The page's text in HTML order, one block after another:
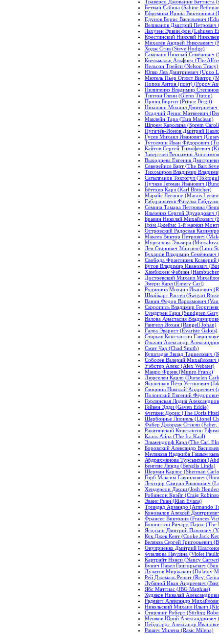
Траверсо Джованни Баттиста
Бетман Сабина (Sabine
Ефремова Ирина Викторовна
Едунов Борис Васильевич
Великанов Дмитрий
Лахузен Эрвин фон (Lahusen
Крестинский Николай
Михалёв Андрей Николаевич
Ходж Стив (Steve Hodge)
Самокиш Николай Семёнович
Квельмальц Альфред (The
Нельсон Трейси (Nelson Tracy)
Юпко Лев Дмитриевич (Upco
Мютель Пьер Огюст Виктор
Попов Антон (поэт) (Popov
Пилипенко Владимир
Типтон Гленн (Glenn Tipton)
Принц Биргит (Prince Birgit)
Никишин Михаил
Осадчий Денис Матвеевич
Маклейн Тара (Tara Maclean)
Шпрем Каролина (Sprem
Пугачёв-Ионов Дмитрий
Гусев Михаил Иванович
Тутолмин Иван Фёдорович
Кайтов Сергей Тимофеевич
Завертяев Вениамин
Выходцева Евгения
Северейнсе Барт (The Bart
Тихомиров Владимир
Сатылганов Токтогул
Пучков Герман Иванович
Бёттхер Карл (Karl Böttcher)
Марайс Лееанне (Marais
Габдрашитов Фазулла
Сёмина Тамара Петровна
Ильченко Сергей Эдуардович
Бравин Николай Михайлович
Грэм Джеймс 1-й маркиз
Островский Радослав
Макеев Виктор Петрович
Мурсалова Эльвира
Лев-Старович Збигнев (Lion-
Бухаров Владимир
Свобода Франтишек Ксаверий
Бутов Владимир Иванович
Хамбюхен Фабиан
Достоевский Михаил
Эмери Карл (Emery Carl)
Родионов Михаил Иванович
Швайкарт Рассел (Swigart
Ванин Фёдор Варламович
Скоропись Владимир
Сундгрен Гари (Sundgren
Валова Анастасия
Рангелл Йохан (Rangell Johan)
Галуа Эварист (Evariste Galois)
Старыш Константин
Ольхин Александр
Смит Чад (Chad Smith)
Купатадзе Звиад Тариелович
Соболев Валерий Михайлович
Уэбстер Алекс (Alex Webster)
Манро Фрэнк (Munro Frank)
Дюрселен Карло (Durselen
Якуненков Пётр Устинович
Смирнов Николай Андреевич
Полонский Евгений
Горлинская Лидия
Гейвен Эдди (Gaven Eddie)
Фитшен Дорис (The Doris
Шарбоннье Лионель (Lionel
Фабер Джордж Стэнли (Faber,
Ракитянский Константин
Кааль Айра (The Ira Kaal)
Эльмендорф Карл (The Carl
Боровский Александр
Меликова Наджиба Гашым
Абдрахманова Турсынхан
Бенглис Линда (Benglis Linda)
Шерман Карлос (Sherman
Горб Максим Гаврилович
Лехтцир Самуил Ривинович
Хендерсон Джош (Josh
Робинсон Крэйг (Craig
Эванс Риан (Rian Evans)
Триндад Армандо (Armando
Коновалов Алексей
Франсес Виктория (Frances
Бонингтон Ричард Паркс (The
Ягодкин Дмитрий Павлович
Кук Джек Кент (Cooke Jack
Беликов Сергей Григорьевич
Онуприенко Дмитрий
Фиалкова Паулина (Violet
Картрайт Нэнси (Nancy
Бунич Павел Григорьевич
Дулатов Миржакип (Dulatov
Рей Джемаль Решит (Rey,
Лубяной Иван Андреевич
Ябс Маттиас (JBG Matthias)
Худяков Николай
Радевич Александр
Никольский Михаил Ильич
Стирлинг Роберт (Stirling
Мешков Юрий Александрович
Нейдгардт Александр
Рашич Милена (Rasic Milena)